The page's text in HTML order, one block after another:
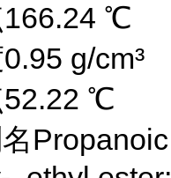
℃
g/cm³
℃